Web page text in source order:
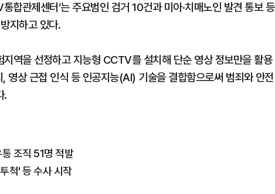
합관제센터’는 주요범인 검거 10건과 미아·치매노인 발견 통보 등
지하고 있다.
역을 선정하고 지능형 CCTV를 설치해 단순 영상 정보만을 활용
영상 근접 인식 등 인공지능(AI) 기술을 결합함으로써 범죄와 안전
.
조직 51명 적발
척' 등 수사 시작